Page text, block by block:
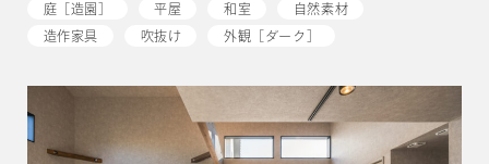
庭［造園］ 平屋 和室 自然素材
造作家具 吹抜け 外観［ダーク］